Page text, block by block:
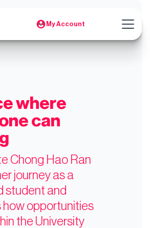
My Account
where
can
Chong Hao Ran
journey as a
student and
how opportunities
the University